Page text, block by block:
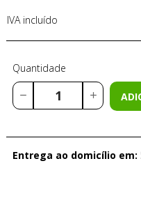
IVA incluído
Quantidade
Entrega ao domicílio em: